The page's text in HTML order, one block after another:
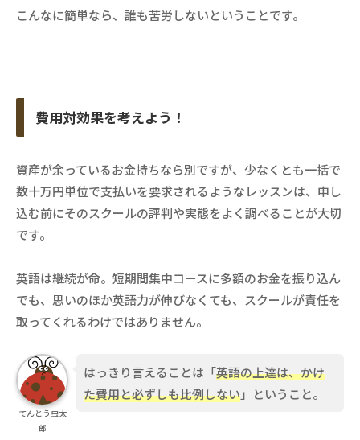
こんなに簡単なら、誰も苦労しないということです。
費用対効果を考えよう！
資産が余っているお金持ちなら別ですが、少なくとも一括で
数十万円単位で支払いを要求されるようなレッスンは、申し
込む前にそのスクールの評判や実態をよく調べることが大切
です。
英語は継続が命。短期間集中コースに多額のお金を振り込ん
でも、思いのほか英語力が伸びなくても、スクールが責任を
取ってくれるわけではありません。
てんとう虫太
郎
はっきり言えることは「英語の上達は、かけ
た費用と必ずしも比例しない」ということ。